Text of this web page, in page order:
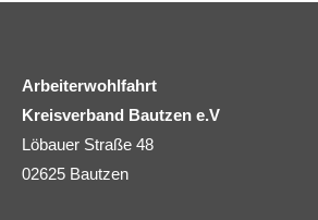
Arbeiterwohlfahrt
Kreisverband Bautzen e.V
Löbauer Straße 48
02625 Bautzen